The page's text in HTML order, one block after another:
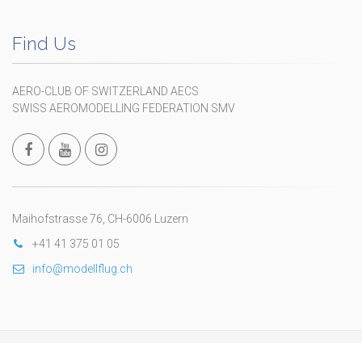
Find Us
AERO-CLUB OF SWITZERLAND AECS
SWISS AEROMODELLING FEDERATION SMV
Maihofstrasse 76, CH-6006 Luzern
+41 41 375 01 05
info@modellflug.ch